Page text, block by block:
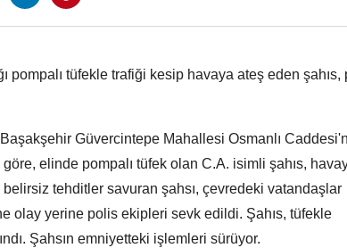
pompalı tüfekle trafiği kesip havaya ateş eden şahıs,
Güvercintepe Mahallesi Osmanlı
elinde pompalı tüfek olan C.A. isimli şahıs,
tehditler savuran şahsı, çevredeki vatandaşlar
olay yerine polis ekipleri sevk edildi. Şahıs, tüfekle
Şahsın emniyetteki işlemleri sürüyor.